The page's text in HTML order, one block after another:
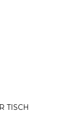
TISCH